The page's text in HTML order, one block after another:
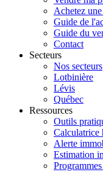
Achetez
Guide de
Guide du
Contact
Secteurs
Nos secteurs
Lotbinière
Lévis
Québec
Ressources
Outils
Calculatrice
Alerte
Estimation